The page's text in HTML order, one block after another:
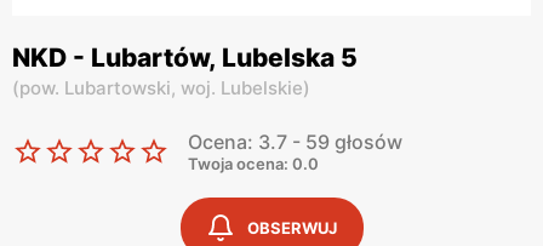
NKD - Lubartów, Lubelska 5
(pow. Lubartowski, woj. Lubelskie)
Ocena: 3.7 - 59 głosów
Twoja ocena: 0.0
OBSERWUJ